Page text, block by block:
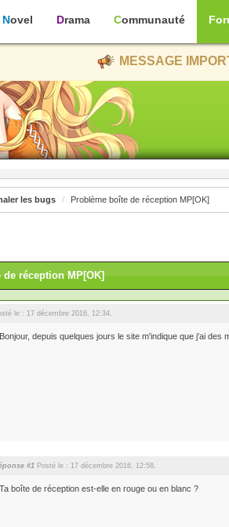
Novel Drama Communauté
MESSAGE
les bugs Problème boîte de réception MP[OK]
réception MP[OK]
le : 17 décembre 2016, 12:34.
Bonjour, depuis quelques jours le site m'indique que j'ai des
#1 Posté le : 17 décembre 2016, 12:58.
Ta boîte de réception est-elle en rouge ou en blanc ?